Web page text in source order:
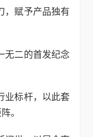
，赋予产品独有
无二的首发纪念
业标杆，以此套
。